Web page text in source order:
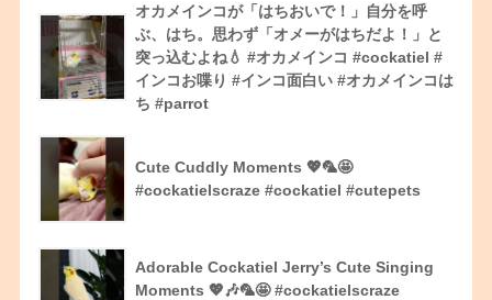
オカメインコが「はちおいで！」自分を呼
ぶ、はち。思わず「オメーがはちだよ！」と
突っ込むよね💧 #オカメインコ #cockatiel #
インコお喋り #インコ面白い #オカメインコは
ち #parrot
Cute Cuddly Moments 💖🦜🤩
#cockatielscraze #cockatiel #cutepets
Adorable Cockatiel Jerry’s Cute Singing
Moments 💖🎶🦜🤩 #cockatielscraze